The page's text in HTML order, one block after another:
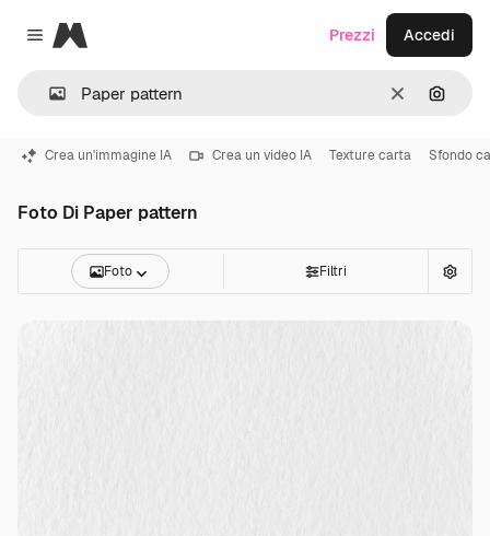
Close menu
Magnific
CancellaCerca
Prezzi Accedi
Crea un'immagine IA Crea un video IA Texture carta Sfondo
Foto Di Paper pattern
Foto Filtri